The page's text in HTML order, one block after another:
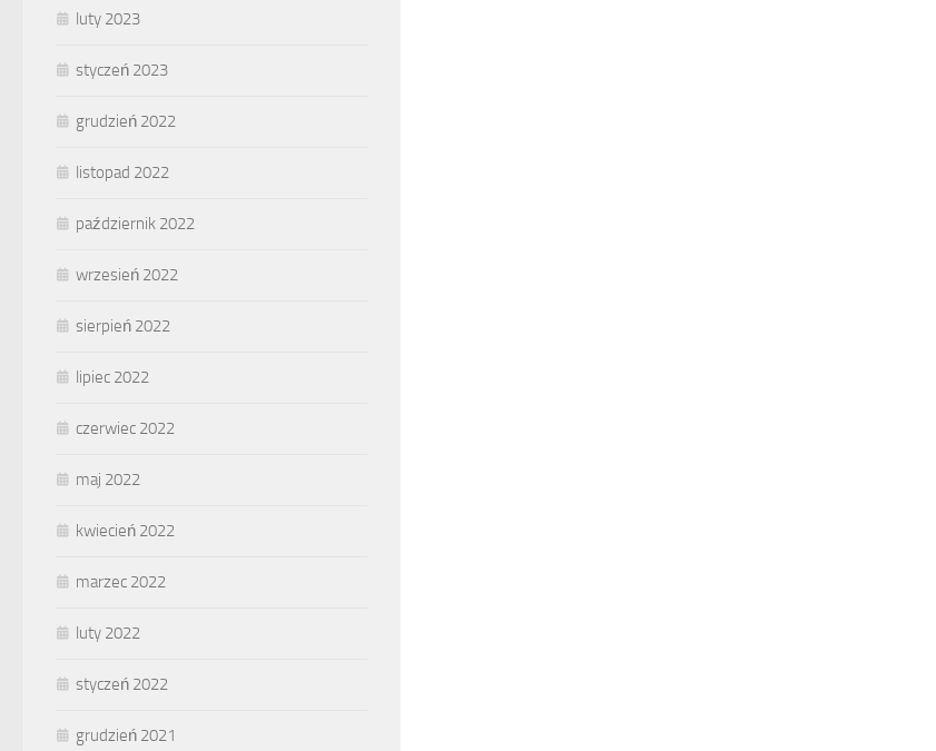
luty 2023
styczeń 2023
grudzień 2022
listopad 2022
październik 2022
wrzesień 2022
sierpień 2022
lipiec 2022
czerwiec 2022
maj 2022
kwiecień 2022
marzec 2022
luty 2022
styczeń 2022
grudzień 2021